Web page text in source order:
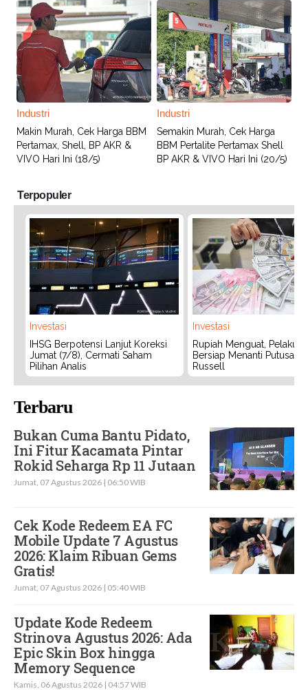
Industri
Makin Murah, Cek Harga BBM
Pertamax, Shell, BP AKR &
VIVO Hari Ini (18/5)
Industri
Semakin Murah, Cek Harga
BBM Pertalite Pertamax Shell
BP AKR & VIVO Hari Ini (20/5)
Terpopuler
Investasi
IHSG Berpotensi Lanjut Koreksi
Jumat (7/8), Cermati Saham
Pilihan Analis
Investasi
Rupiah Menguat, Pelaku
Bersiap Menanti Putusan
Russell
Terbaru
Bukan Cuma Bantu Pidato,
Ini Fitur Kacamata Pintar
Rokid Seharga Rp 11 Jutaan
Jumat, 07 Agustus 2026 | 06:50 WIB
Cek Kode Redeem EA FC
Mobile Update 7 Agustus
2026: Klaim Ribuan Gems
Gratis!
Jumat, 07 Agustus 2026 | 05:40 WIB
Update Kode Redeem
Strinova Agustus 2026: Ada
Epic Skin Box hingga
Memory Sequence
Kamis, 06 Agustus 2026 | 04:57 WIB